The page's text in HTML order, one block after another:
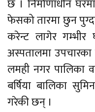
छ । निर्माणाधीन
फेसको तारमा छुन
करेन्ट लागेर गम्भीर
अस्पतालमा
लमही नगर पालिका
बर्षिया बालिका
गरेकी छन् ।